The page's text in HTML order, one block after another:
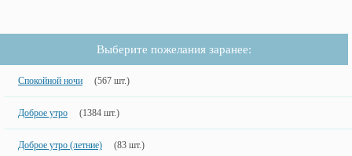
Выберите пожелания заранее:
Спокойной ночи (567 шт.)
Доброе утро (1384 шт.)
Доброе утро (летние) (83 шт.)